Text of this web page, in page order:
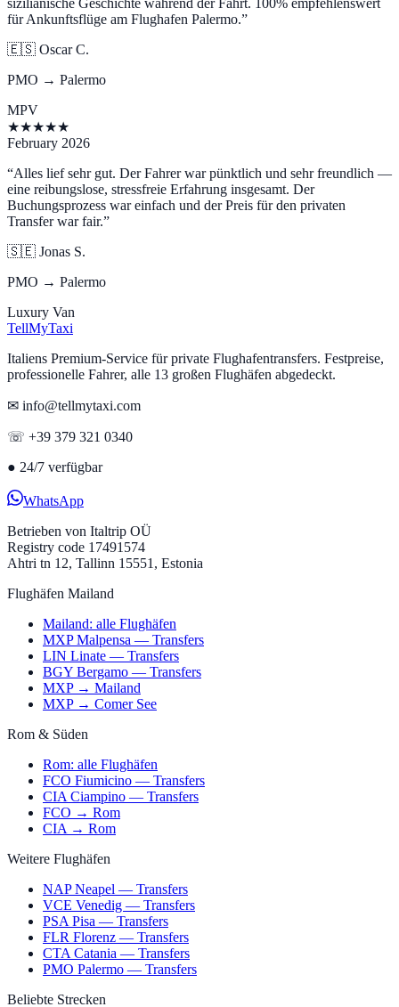
für Ankunftsflüge am Flughafen Palermo.”
🇪🇸 Oscar C.
PMO → Palermo
MPV
★★★★★
February 2026
“Alles lief sehr gut. Der Fahrer war pünktlich und sehr freundlich —
eine reibungslose, stressfreie Erfahrung insgesamt. Der
Buchungsprozess war einfach und der Preis für den privaten
Transfer war fair.”
🇸🇪 Jonas S.
PMO → Palermo
Luxury Van
TellMyTaxi
Italiens Premium-Service für private Flughafentransfers. Festpreise,
professionelle Fahrer, alle 13 großen Flughäfen abgedeckt.
✉ info@tellmytaxi.com
☏ +39 379 321 0340
● 24/7 verfügbar
WhatsApp
Betrieben von Italtrip OÜ
Registry code 17491574
Ahtri tn 12, Tallinn 15551, Estonia
Flughäfen Mailand
Mailand: alle Flughäfen
MXP Malpensa — Transfers
LIN Linate — Transfers
BGY Bergamo — Transfers
MXP → Mailand
MXP → Comer See
Rom & Süden
Rom: alle Flughäfen
FCO Fiumicino — Transfers
CIA Ciampino — Transfers
FCO → Rom
CIA → Rom
Weitere Flughäfen
NAP Neapel — Transfers
VCE Venedig — Transfers
PSA Pisa — Transfers
FLR Florenz — Transfers
CTA Catania — Transfers
PMO Palermo — Transfers
Beliebte Strecken